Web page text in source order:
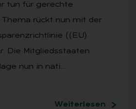
tun für gerechte
Thema rückt nun mit der
((EU)
Die Mitgliedsstaaten
nun in nati…
Weiterlesen